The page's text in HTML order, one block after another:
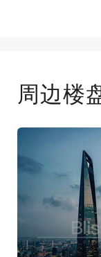
周边楼